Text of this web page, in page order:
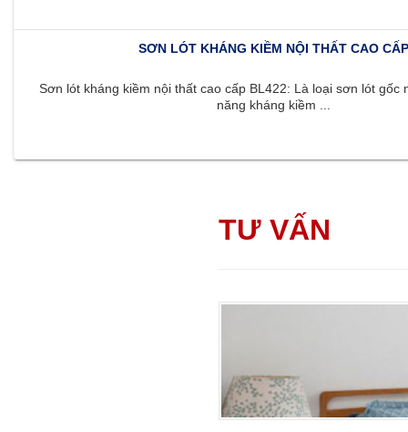
SƠN LÓT KHÁNG KIỀM NỘI THẤT CAO CẤP
Sơn lót kháng kiềm nội thất cao cấp BL422: Là loại sơn lót gốc
năng kháng kiềm ...
TƯ VẤN